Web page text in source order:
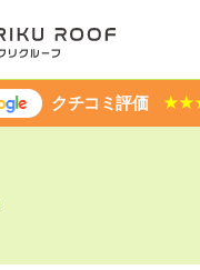
クチコミ評価 ★★